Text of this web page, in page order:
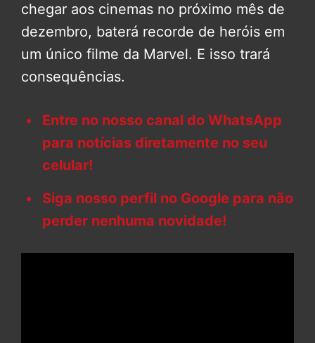
chegar aos cinemas no próximo mês de
dezembro, baterá recorde de heróis em
um único filme da Marvel. E isso trará
consequências.
Entre no nosso canal do WhatsApp
para notícias diretamente no seu
celular!
Siga nosso perfil no Google para não
perder nenhuma novidade!